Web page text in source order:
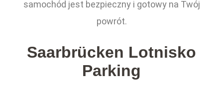
samochód jest bezpieczny i gotowy na Twój
powrót.
Saarbrücken Lotnisko
Parking